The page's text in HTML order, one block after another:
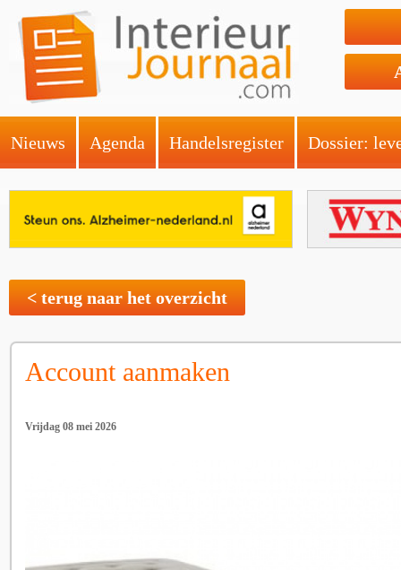
Nieuws Agenda Handelsregister Dossier:
< terug naar het overzicht
Account aanmaken
Vrijdag 08 mei 2026